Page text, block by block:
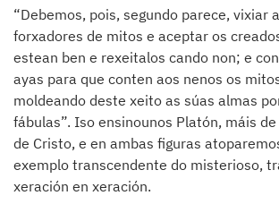
“Debemos, pois, segundo parece, vixiar
forxadores de mitos e aceptar os
estean ben e rexeitalos cando non; e
ayas para que conten aos nenos os
moldeando deste xeito as súas almas
fábulas”. Iso ensinounos Platón, máis
de Cristo, e en ambas figuras
exemplo transcendente do misterioso,
xeración en xeración.